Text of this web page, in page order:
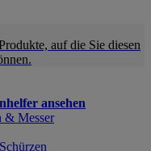
auf die Sie diesen
ansehen
& Messer